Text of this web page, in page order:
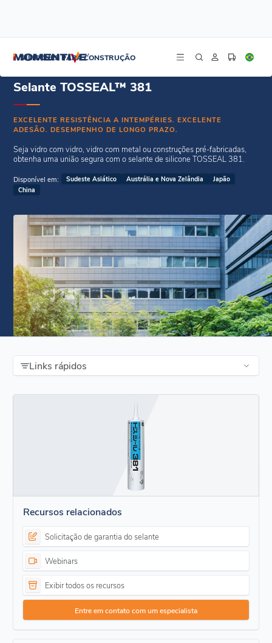
SILICONES PARA CONSTRUÇÃO
Selante TOSSEAL™ 381
EXCELENTE RESISTÊNCIA A INTEMPÉRIES. EXCELENTE
ADESÃO. DESEMPENHO DE LONGO PRAZO.
Seja vidro com vidro, vidro com metal ou construções pré-fabricadas,
obtenha uma união segura com o selante de silicone TOSSEAL 381.
Disponível em: Sudeste Asiático Austrália e Nova Zelândia
Japão
China
Links rápidos
Recursos relacionados
Solicitação de garantia do selante
Webinars
Exibir todos os recursos
Entre em contato com um especialista